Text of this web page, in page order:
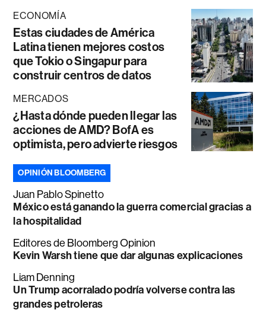
ECONOMÍA
Estas ciudades de América
Latina tienen mejores costos
que Tokio o Singapur para
construir centros de datos
MERCADOS
¿Hasta dónde pueden llegar las
acciones de AMD? BofA es
optimista, pero advierte riesgos
OPINIÓN BLOOMBERG
Juan Pablo Spinetto
México está ganando la guerra comercial gracias a
la hospitalidad
Editores de Bloomberg Opinion
Kevin Warsh tiene que dar algunas explicaciones
Liam Denning
Un Trump acorralado podría volverse contra las
grandes petroleras